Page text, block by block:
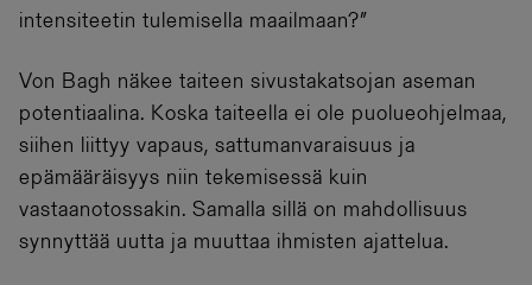
intensiteetin tulemisella maailmaan?”
Von Bagh näkee taiteen sivustakatsojan aseman
potentiaalina. Koska taiteella ei ole puolueohjelmaa,
siihen liittyy vapaus, sattumanvaraisuus ja
epämääräisyys niin tekemisessä kuin
vastaanotossakin. Samalla sillä on mahdollisuus
synnyttää uutta ja muuttaa ihmisten ajattelua.